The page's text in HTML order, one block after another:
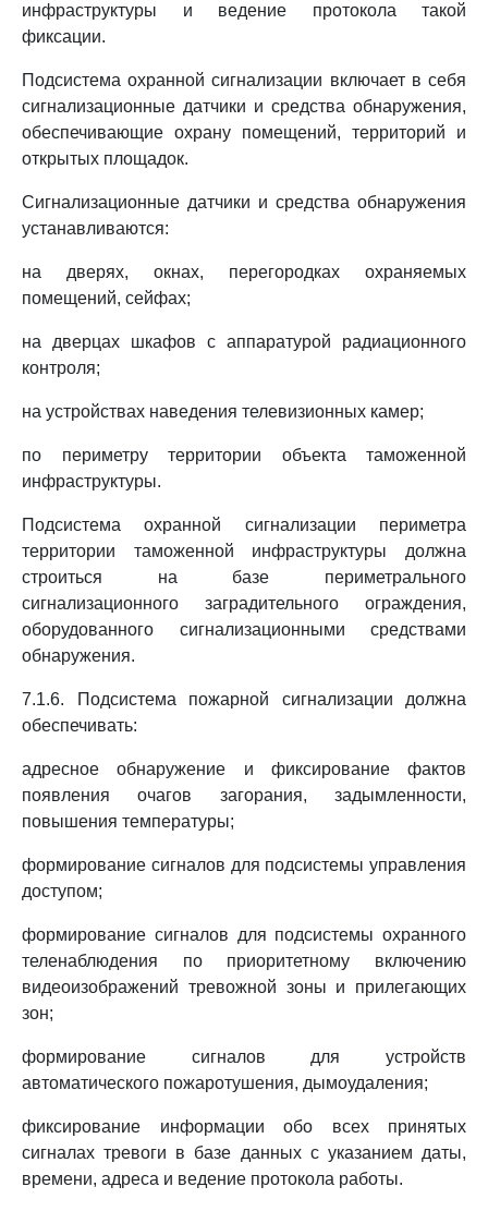
инфраструктуры и ведение протокола такой
фиксации.
Подсистема охранной сигнализации включает в себя
сигнализационные датчики и средства обнаружения,
обеспечивающие охрану помещений, территорий и
открытых площадок.
Сигнализационные датчики и средства обнаружения
устанавливаются:
на дверях, окнах, перегородках охраняемых
помещений, сейфах;
на дверцах шкафов с аппаратурой радиационного
контроля;
на устройствах наведения телевизионных камер;
по периметру территории объекта таможенной
инфраструктуры.
Подсистема охранной сигнализации периметра
территории таможенной инфраструктуры должна
строиться на базе периметрального
сигнализационного заградительного ограждения,
оборудованного сигнализационными средствами
обнаружения.
7.1.6. Подсистема пожарной сигнализации должна
обеспечивать:
адресное обнаружение и фиксирование фактов
появления очагов загорания, задымленности,
повышения температуры;
формирование сигналов для подсистемы управления
доступом;
формирование сигналов для подсистемы охранного
теленаблюдения по приоритетному включению
видеоизображений тревожной зоны и прилегающих
зон;
формирование сигналов для устройств
автоматического пожаротушения, дымоудаления;
фиксирование информации обо всех принятых
сигналах тревоги в базе данных с указанием даты,
времени, адреса и ведение протокола работы.